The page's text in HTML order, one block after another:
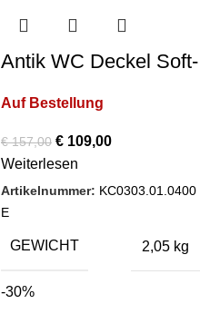
Antik WC Deckel Soft-
Matt
Auf Bestellung
€157,00 € 109,00
Weiterlesen
Artikelnummer: KC0303.01.0400
E
GEWICHT 2,05 kg
-30%